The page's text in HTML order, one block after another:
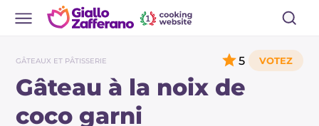
GÂTEAUX ET PÂTISSERIE
Gâteau à la noix de
coco garni
5